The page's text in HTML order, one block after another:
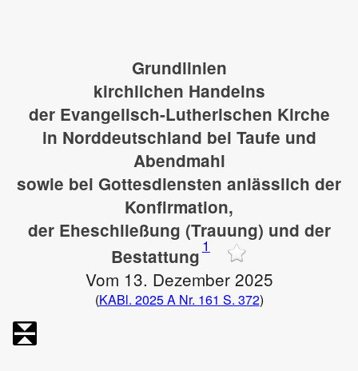
Grundlinien
kirchlichen Handelns
der Evangelisch-Lutherischen Kirche
in Norddeutschland bei Taufe und
Abendmahl
sowie bei Gottesdiensten anlässlich der
Konfirmation,
der Eheschließung (Trauung) und der
Bestattung 1
Vom 13. Dezember 2025
(KABl. 2025 A Nr. 161 S. 372)